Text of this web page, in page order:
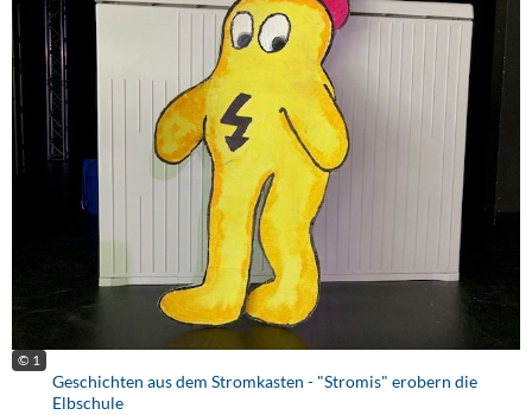
© 1
Geschichten aus dem Stromkasten - "Stromis" erobern die
Elbschule